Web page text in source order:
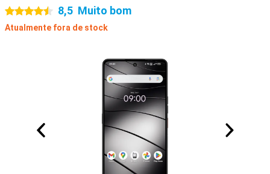
4.5 estrelas 8,5 Muito bom
Atualmente fora de stock